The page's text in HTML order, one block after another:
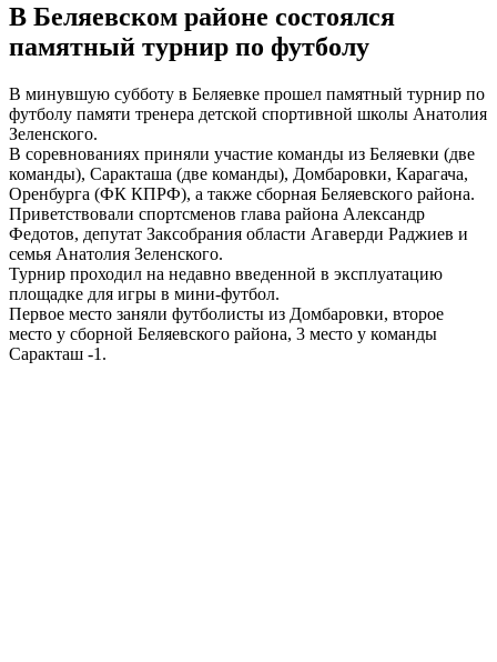
В Беляевском районе состоялся
памятный турнир по футболу
В минувшую субботу в Беляевке прошел памятный турнир по
футболу памяти тренера детской спортивной школы Анатолия
Зеленского.
В соревнованиях приняли участие команды из Беляевки (две
команды), Саракташа (две команды), Домбаровки, Карагача,
Оренбурга (ФК КПРФ), а также сборная Беляевского района.
Приветствовали спортсменов глава района Александр
Федотов, депутат Заксобрания области Агаверди Раджиев и
семья Анатолия Зеленского.
Турнир проходил на недавно введенной в эксплуатацию
площадке для игры в мини-футбол.
Первое место заняли футболисты из Домбаровки, второе
место у сборной Беляевского района, 3 место у команды
Саракташ -1.